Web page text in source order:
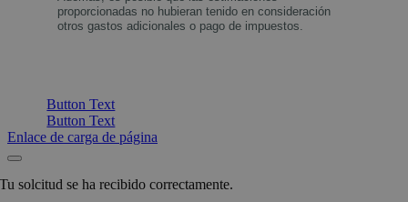
proporcionadas no hubieran tenido en consideración
otros gastos adicionales o pago de impuestos.
Button Text
Button Text
Enlace de carga de página
Tu solcitud se ha recibido correctamente.